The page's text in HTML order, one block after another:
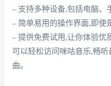
– 支持多种设备,包括电脑、
– 简单易用的操作界面,即使
– 提供免费试用,让你体验优
可以轻松访问咪咕音乐,畅
曲。